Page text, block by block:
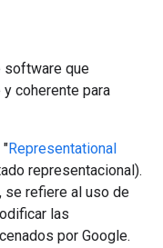
software que
coherente para
"Representational
representacional).
se refiere al uso de
las
por Google.